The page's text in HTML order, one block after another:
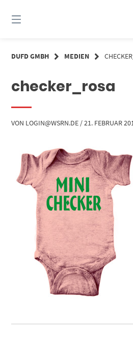
zum
Inhalt
DUFD GMBH MEDIEN
checker_rosa
VON LOGIN@WSRN.DE /21. FEBRUAR